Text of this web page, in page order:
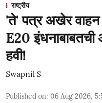
राष्ट्रीय
'ते' पत्र अखेर
E20 इंधनाबाबतची
हवी!
Swapnil S
Published on: 06 Aug 2026,